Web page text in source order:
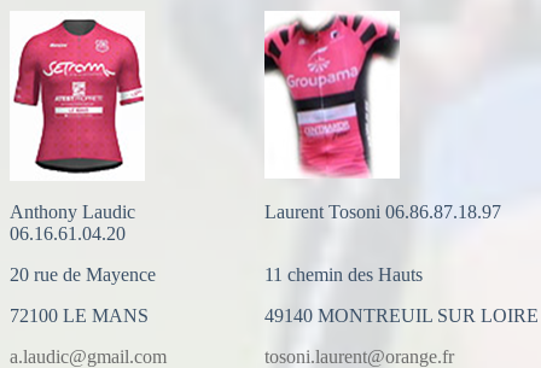
Anthony Laudic
06.16.61.04.20
Laurent Tosoni 06.86.87.18.97
20 rue de Mayence
11 chemin des Hauts
72100 LE MANS
49140 MONTREUIL SUR LOIRE
a.laudic@gmail.com
tosoni.laurent@orange.fr